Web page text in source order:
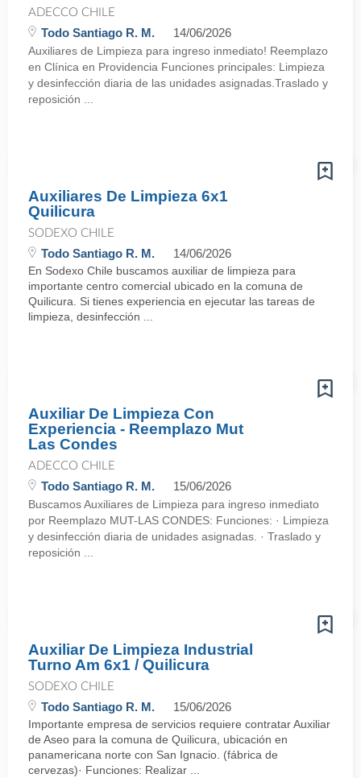
ADECCO CHILE
Todo Santiago R. M. 14/06/2026
Auxiliares de Limpieza para ingreso inmediato! Reemplazo
en Clínica en Providencia Funciones principales: Limpieza
y desinfección diaria de las unidades asignadas.Traslado y
reposición ...
Auxiliares De Limpieza 6x1
Quilicura
SODEXO CHILE
Todo Santiago R. M. 14/06/2026
En Sodexo Chile buscamos auxiliar de limpieza para
importante centro comercial ubicado en la comuna de
Quilicura. Si tienes experiencia en ejecutar las tareas de
limpieza, desinfección ...
Auxiliar De Limpieza Con
Experiencia - Reemplazo Mut
Las Condes
ADECCO CHILE
Todo Santiago R. M. 15/06/2026
Buscamos Auxiliares de Limpieza para ingreso inmediato
por Reemplazo MUT-LAS CONDES: Funciones: · Limpieza
y desinfección diaria de unidades asignadas. · Traslado y
reposición ...
Auxiliar De Limpieza Industrial
Turno Am 6x1 / Quilicura
SODEXO CHILE
Todo Santiago R. M. 15/06/2026
Importante empresa de servicios requiere contratar Auxiliar
de Aseo para la comuna de Quilicura, ubicación en
panamericana norte con San Ignacio. (fábrica de
cervezas)· Funciones: Realizar ...